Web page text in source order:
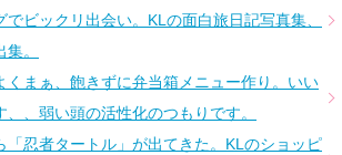
でビックリ出会い。KLの面白旅日記写真集、
。
まぁ、飽きずに弁当箱メニュー作り。いい
、、弱い頭の活性化のつもりです。
「忍者タートル」が出てきた。KLのショッピ